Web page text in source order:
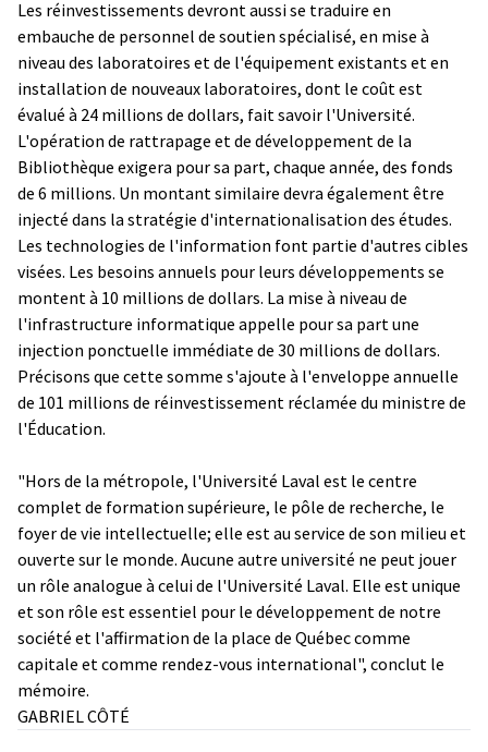
Les réinvestissements devront aussi se traduire en
embauche de personnel de soutien spécialisé, en mise à
niveau des laboratoires et de l'équipement existants et en
installation de nouveaux laboratoires, dont le coût est
évalué à 24 millions de dollars, fait savoir l'Université.
L'opération de rattrapage et de développement de la
Bibliothèque exigera pour sa part, chaque année, des fonds
de 6 millions. Un montant similaire devra également être
injecté dans la stratégie d'internationalisation des études.
Les technologies de l'information font partie d'autres cibles
visées. Les besoins annuels pour leurs développements se
montent à 10 millions de dollars. La mise à niveau de
l'infrastructure informatique appelle pour sa part une
injection ponctuelle immédiate de 30 millions de dollars.
Précisons que cette somme s'ajoute à l'enveloppe annuelle
de 101 millions de réinvestissement réclamée du ministre de
l'Éducation.
"Hors de la métropole, l'Université Laval est le centre
complet de formation supérieure, le pôle de recherche, le
foyer de vie intellectuelle; elle est au service de son milieu et
ouverte sur le monde. Aucune autre université ne peut jouer
un rôle analogue à celui de l'Université Laval. Elle est unique
et son rôle est essentiel pour le développement de notre
société et l'affirmation de la place de Québec comme
capitale et comme rendez-vous international", conclut le
mémoire.
GABRIEL CÔTÉ